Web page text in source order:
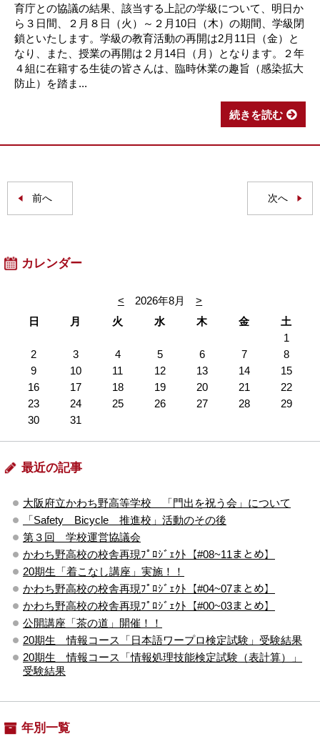
育庁との協議の結果、該当する上記の学級について、明日か
ら３日間、２月８日（火）～２月10日（木）の期間、学級閉
鎖といたします。学級の教育活動の再開は2月11日（金）と
なり、また、授業の再開は２月14日（月）となります。２年
４組に在籍する生徒の皆さんは、臨時休業の趣旨（感染拡大
防止）を踏ま...
続きを読む
前へ 次へ
カレンダー
< 2026年8月
>
日
月 火 水 木 金
土
1
2
3 4 5 6 7
8
9
10 11 12 13 14
15
16
17 18 19 20 21
22
23
24 25 26 27 28
29
30
31
最近の記事
大阪府立かわち野高等学校 「門出を祝う会」について
「Safety Bicycle 推進校」活動のその後
第３回 学校運営協議会
かわち野高校の校舎再現ﾌﾟﾛｼﾞｪｸﾄ【#08~11まとめ】
20期生「着こなし講座」実施！！
かわち野高校の校舎再現ﾌﾟﾛｼﾞｪｸﾄ【#04~07まとめ】
かわち野高校の校舎再現ﾌﾟﾛｼﾞｪｸﾄ【#00~03まとめ】
公開講座「茶の道」開催！！
20期生 情報コース「日本語ワープロ検定試験」受験結果
20期生 情報コース「情報処理技能検定試験（表計算）」
受験結果
年別一覧